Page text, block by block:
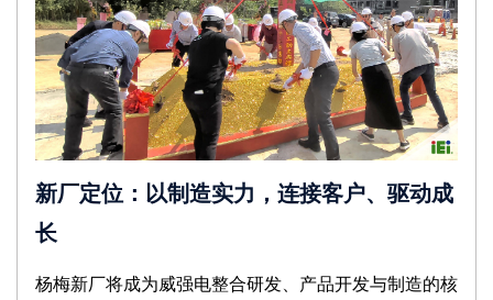
新厂定位：以制造实力，连接客户、驱动成
长
杨梅新厂将成为威强电整合研发、产品开发与制造的核